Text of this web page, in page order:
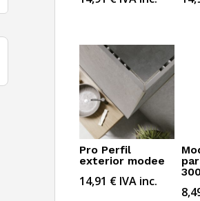
Pro Perfil
exterior modee
14,91 € IVA inc.